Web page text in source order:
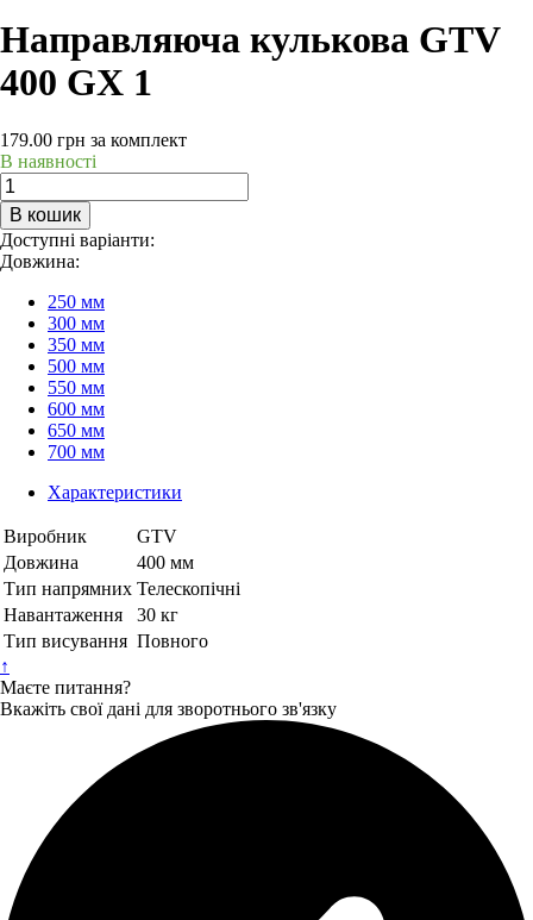
Направляюча кулькова GTV
400 GX 1
179.00 грн за комплект
В наявності
В кошик
Доступні варіанти:
Довжина:
250 мм
300 мм
350 мм
500 мм
550 мм
600 мм
650 мм
700 мм
Характеристики
Виробник
GTV
Довжина
400 мм
Тип напрямних Телескопічні
Навантаження
30 кг
Тип висування Повного
↑
Маєте питання?
Вкажіть свої дані для зворотнього зв'язку